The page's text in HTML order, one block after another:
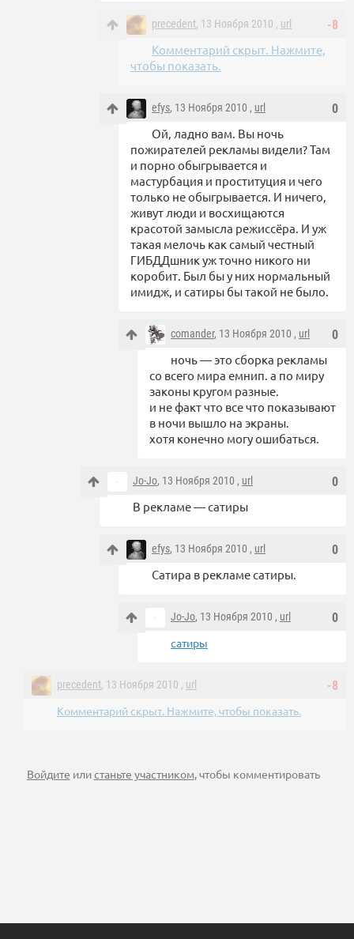
-8
precedent, 13 Ноября 2010 , url
Комментарий скрыт. Нажмите,
чтобы показать.
0
efys, 13 Ноября 2010 , url
Ой, ладно вам. Вы ночь
пожирателей рекламы видели? Там
и порно обыгрывается и
мастурбация и проституция и чего
только не обыгрывается. И ничего,
живут люди и восхищаются
красотой замысла режиссёра. И уж
такая мелочь как самый честный
ГИБДДшник уж точно никого ни
коробит. Был бы у них нормальный
имидж, и сатиры бы такой не было.
0
comander, 13 Ноября 2010 , url
ночь — это сборка рекламы
со всего мира емнип. а по миру
законы кругом разные.
и не факт что все что показывают
в ночи вышло на экраны.
хотя конечно могу ошибаться.
0
Jo-Jo, 13 Ноября 2010 , url
В рекламе — сатиры
0
efys, 13 Ноября 2010 , url
Сатира в рекламе сатиры.
0
Jo-Jo, 13 Ноября 2010 , url
сатиры
-8
precedent, 13 Ноября 2010 , url
Комментарий скрыт. Нажмите, чтобы показать.
Войдите илистаньте участником, чтобы комментировать